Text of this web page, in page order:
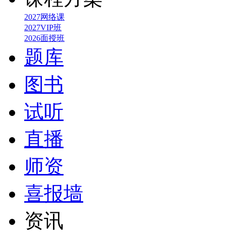
2027网络课
2027VIP班
2026面授班
题库
图书
试听
直播
师资
喜报墙
资讯